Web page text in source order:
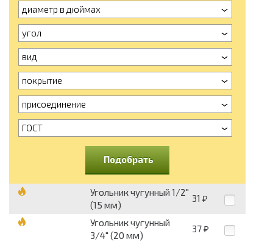
диаметр в дюймах
угол
вид
покрытие
присоединение
ГОСТ
Подобрать
Угольник чугунный 1/2"
(15 мм)
31 ₽
Угольник чугунный
3/4" (20 мм)
37 ₽